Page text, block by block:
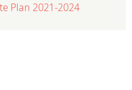
Plan 2021-2024